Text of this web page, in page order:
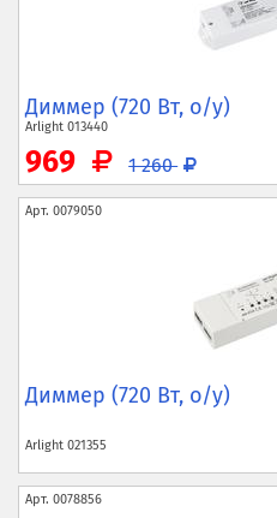
Диммер (720 Вт, о/у)
Arlight 013440
969 1 260
Арт. 0079050
Диммер (720 Вт, о/у)
Arlight 021355
Арт. 0078856